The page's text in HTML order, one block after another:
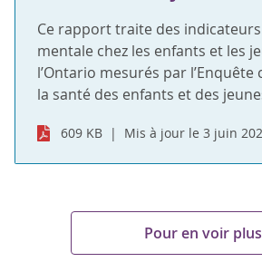
Ce rapport traite des
mentale chez les enfants et les
l’Ontario mesurés par
la santé des enfants et des
609 KB Mis à jour le 3 juin
Pour en voir plus